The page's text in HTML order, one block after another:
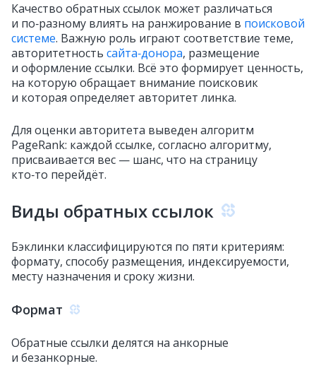
Качество обратных ссылок может различаться
и по‑разному влиять на ранжирование в поисковой
системе. Важную роль играют соответствие теме,
авторитетность сайта‑донора, размещение
и оформление ссылки. Всё это формирует ценность,
на которую обращает внимание поисковик
и которая определяет авторитет линка.
Для оценки авторитета выведен алгоритм
PageRank: каждой ссылке, согласно алгоритму,
присваивается вес — шанс, что на страницу
кто‑то перейдёт.
Виды обратных ссылок
Бэклинки классифицируются по пяти критериям:
формату, способу размещения, индексируемости,
месту назначения и сроку жизни.
Формат
Обратные ссылки делятся на анкорные
и безанкорные.